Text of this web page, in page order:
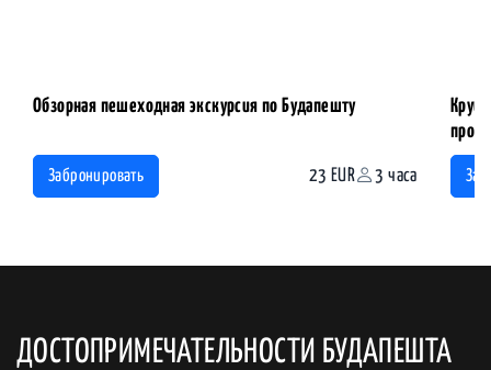
Обзорная пешеходная экскурсия по Будапешту
Забронировать 23 EUR 3 часа
ДОСТОПРИМЕЧАТЕЛЬНОСТИ БУДАПЕШТА